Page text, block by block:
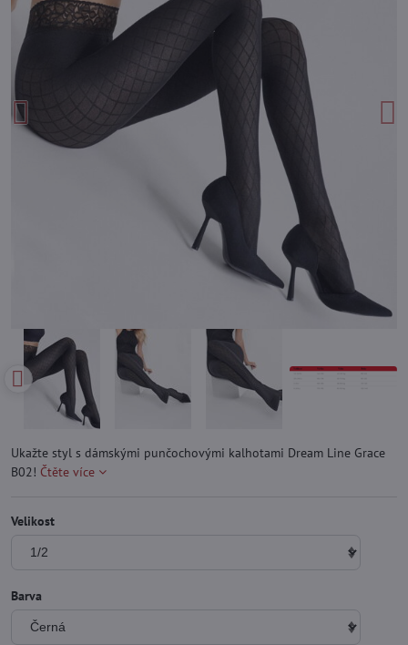
Ukažte styl s dámskými punčochovými kalhotami Dream Line Grace
B02! Čtěte více
Velikost
Barva